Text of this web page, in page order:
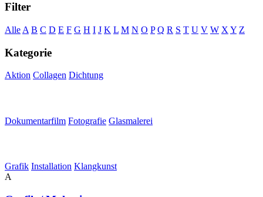
Filter
Alle A B C D E F G H I J K L M N O P Q R S T U V W X Y Z
Kategorie
Aktion Collagen Dichtung
Dokumentarfilm Fotografie Glasmalerei
Grafik Installation Klangkunst
A